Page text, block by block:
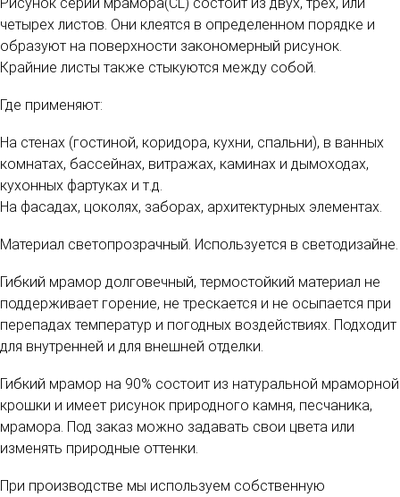
четырех листов. Они клеятся в определенном порядке и
образуют на поверхности закономерный рисунок.
Крайние листы также стыкуются между собой.
Где применяют:
На стенах (гостиной, коридора, кухни, спальни), в ванных
комнатах, бассейнах, витражах, каминах и дымоходах,
кухонных фартуках и т.д.
На фасадах, цоколях, заборах, архитектурных элементах.
Материал светопрозрачный. Используется в светодизайне.
Гибкий мрамор долговечный, термостойкий материал не
поддерживает горение, не трескается и не осыпается при
перепадах температур и погодных воздействиях. Подходит
для внутренней и для внешней отделки.
Гибкий мрамор на 90% состоит из натуральной мраморной
крошки и имеет рисунок природного камня, песчаника,
мрамора. Под заказ можно задавать свои цвета или
изменять природные оттенки.
При производстве мы используем собственную